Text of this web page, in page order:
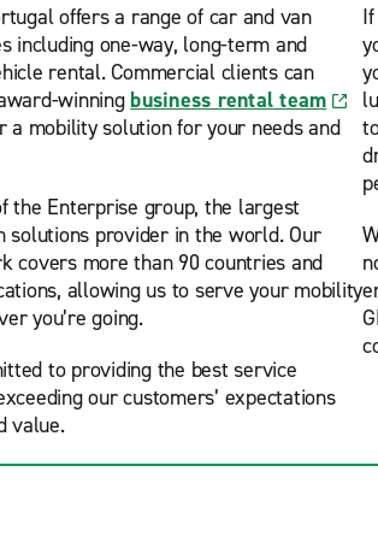
offers a range of car and van
including one-way, long-term and
rental. Commercial clients can
winning business rental team
mobility solution for your needs and
the Enterprise group, the largest
solutions provider in the world. Our
covers more than 90 countries and
allowing us to serve your mobility
you’re going.
to providing the best service
our customers’ expectations
value.